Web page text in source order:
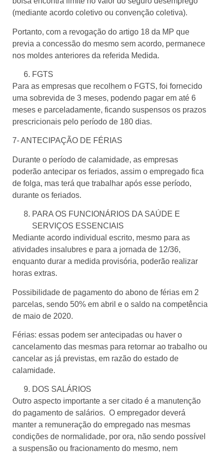
(mediante acordo coletivo ou convenção coletiva).
Portanto, com a revogação do artigo 18 da MP que
previa a concessão do mesmo sem acordo, permanece
nos moldes anteriores da referida Medida.
FGTS
Para as empresas que recolhem o FGTS, foi fornecido
uma sobrevida de 3 meses, podendo pagar em até 6
meses e parceladamente, ficando suspensos os prazos
prescricionais pelo período de 180 dias.
7- ANTECIPAÇÃO DE FÉRIAS
Durante o período de calamidade, as empresas
poderão antecipar os feriados, assim o empregado fica
de folga, mas terá que trabalhar após esse período,
durante os feriados.
PARA OS FUNCIONÁRIOS DA SAÚDE E
SERVIÇOS ESSENCIAIS
Mediante acordo individual escrito, mesmo para as
atividades insalubres e para a jornada de 12/36,
enquanto durar a medida provisória, poderão realizar
horas extras.
Possibilidade de pagamento do abono de férias em 2
parcelas, sendo 50% em abril e o saldo na competência
de maio de 2020.
Férias: essas podem ser antecipadas ou haver o
cancelamento das mesmas para retornar ao trabalho ou
cancelar as já previstas, em razão do estado de
calamidade.
DOS SALÁRIOS
Outro aspecto importante a ser citado é a manutenção
do pagamento de salários. O empregador deverá
manter a remuneração do empregado nas mesmas
condições de normalidade, por ora, não sendo possível
a suspensão ou fracionamento do mesmo, nem